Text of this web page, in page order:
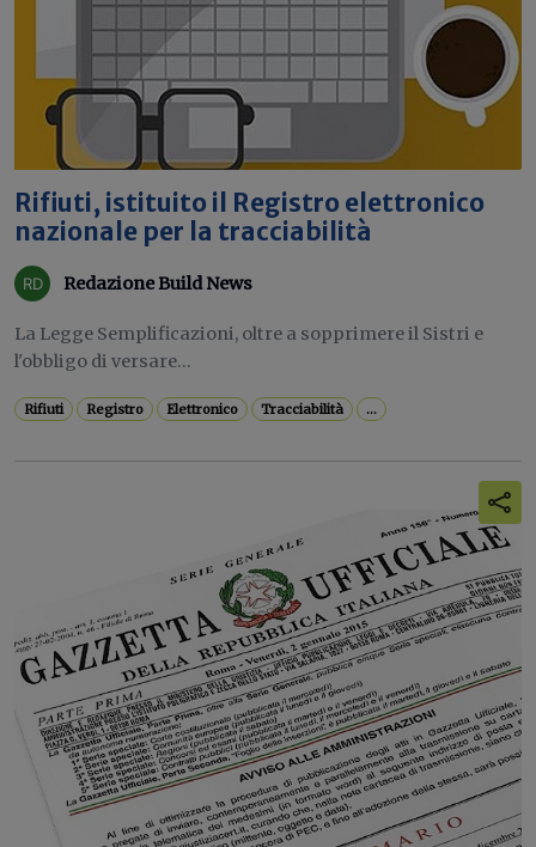
Rifiuti, istituito il Registro elettronico
nazionale per la tracciabilità
Redazione Build News
La Legge Semplificazioni, oltre a sopprimere il Sistri e
l'obbligo di versare...
Rifiuti Registro Elettronico Tracciabilità ...